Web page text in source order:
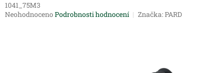
1041_75M3
Průměrné
Neohodnoceno Podrobnosti hodnocení Značka:PARD